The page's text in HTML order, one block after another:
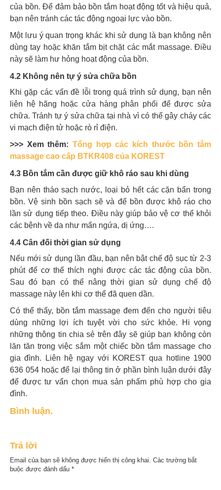
của bồn. Để đảm bảo bồn tắm hoạt động tốt và hiệu quả,
bạn nên tránh các tác động ngoại lực vào bồn.
Một lưu ý quan trọng khác khi sử dụng là bạn không nên
dùng tay hoặc khăn tắm bịt chặt các mắt massage. Điều
này sẽ làm hư hỏng hoạt động của bồn.
4.2 Không nên tự ý sửa chữa bồn
Khi gặp các vấn đề lỗi trong quá trình sử dụng, bạn nên
liên hệ hãng hoặc cửa hàng phân phối để được sửa
chữa. Tránh tự ý sửa chữa tại nhà vì có thể gây cháy các
vi mạch điện tử hoặc rò rỉ điện.
>>> Xem thêm: Tổng hợp các kích thước bồn tắm
massage cao cấp BTKR408 của KOREST
4.3 Bồn tắm cần được giữ khô ráo sau khi dùng
Bạn nên tháo sạch nước, loại bỏ hết các cặn bẩn trong
bồn. Vệ sinh bồn sạch sẽ và để bồn được khô ráo cho
lần sử dụng tiếp theo. Điều này giúp bảo vệ cơ thể khỏi
các bệnh về da như mẩn ngứa, dị ứng….
4.4 Cân đối thời gian sử dụng
Nếu mới sử dụng lần đầu, bạn nên bật chế độ sục từ 2-3
phút để cơ thể thích nghi được các tác động của bồn.
Sau đó bạn có thể nâng thời gian sử dụng chế độ
massage này lên khi cơ thể đã quen dần.
Có thể thấy, bồn tắm massage đem đến cho người tiêu
dùng những lợi ích tuyệt vời cho sức khỏe. Hi vọng
những thông tin chia sẻ trên đây sẽ giúp bạn không còn
lăn tăn trong việc sắm một chiếc bồn tắm massage cho
gia đình. Liên hệ ngay với KOREST qua hotline 1900
636 054 hoặc để lại thông tin ở phần bình luận dưới đây
để được tư vấn chọn mua sản phẩm phù hợp cho gia
đình.
Bình luận.
Trả lời
Email của bạn sẽ không được hiển thị công khai. Các trường bắt
buộc được đánh dấu *